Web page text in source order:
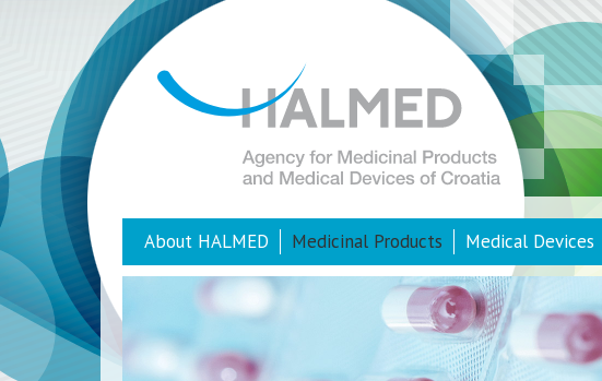
About HALMED Medicinal Products Medical Devices